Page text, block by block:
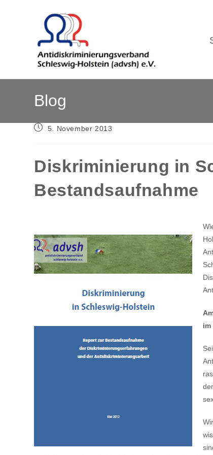
Blog
Beitrag5. November 2013
Diskriminierung in
Bestandsaufnahme
im